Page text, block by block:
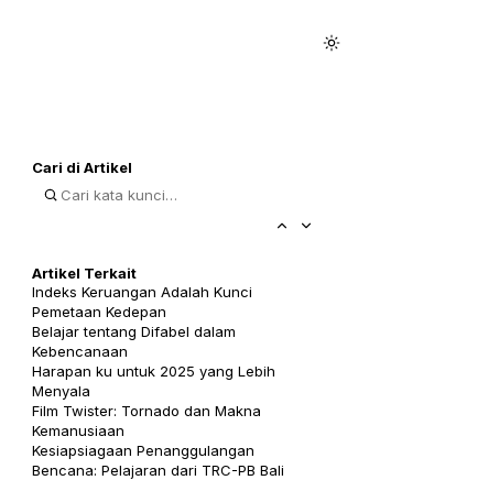
Cari di Artikel
Artikel Terkait
Indeks Keruangan Adalah Kunci
Pemetaan Kedepan
Belajar tentang Difabel dalam
Kebencanaan
Harapan ku untuk 2025 yang Lebih
Menyala
Film Twister: Tornado dan Makna
Kemanusiaan
Kesiapsiagaan Penanggulangan
Bencana: Pelajaran dari TRC-PB Bali